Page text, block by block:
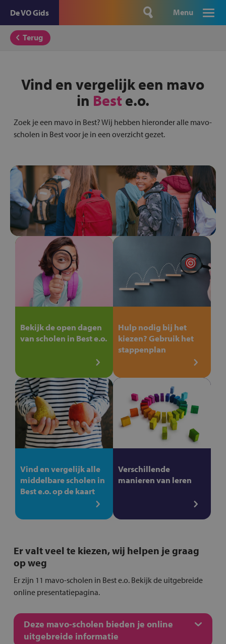
De VO Gids Menu
Terug
Vind en vergelijk een mavo
in Best e.o.
Zoek je een mavo in Best? Wij hebben hieronder alle mavo-
scholen in Best voor je in een overzicht gezet.
Bekijk de open dagen
van scholen in Best e.o.
Hulp nodig bij het
kiezen? Gebruik het
stappenplan
Vind en vergelijk alle
middelbare scholen in
Best e.o. op de kaart
Verschillende
manieren van leren
Er valt veel te kiezen, wij helpen je graag
op weg
Er zijn 11 mavo-scholen in Best e.o. Bekijk de uitgebreide
online presentatiepagina.
Deze mavo-scholen bieden je online
uitgebreide informatie